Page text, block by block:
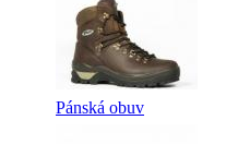
Pánská obuv